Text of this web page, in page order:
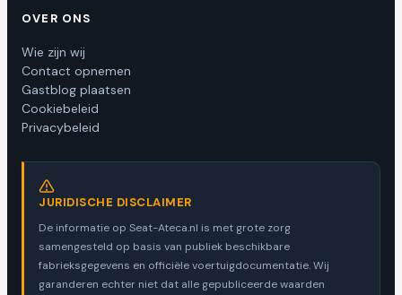
OVER ONS
Wie zijn wij
Contact opnemen
Gastblog plaatsen
Cookiebeleid
Privacybeleid
JURIDISCHE DISCLAIMER
De informatie op Seat-Ateca.nl is met grote zorg
samengesteld op basis van publiek beschikbare
fabrieksgegevens en officiële voertuigdocumentatie. Wij
garanderen echter niet dat alle gepubliceerde waarden